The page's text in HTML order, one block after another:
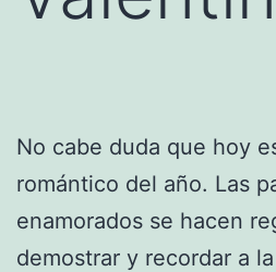
No cabe duda que hoy
romántico del año. Las
enamorados se hacen
demostrar y recordar a